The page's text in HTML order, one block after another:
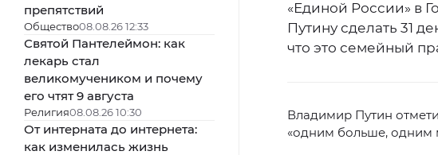
препятствий
Общество08.08.26 12:33
Святой Пантелеймон: как
лекарь стал
великомучеником и почему
его чтят 9 августа
Религия08.08.26 10:30
От интерната до интернета:
как изменилась жизнь
«Единой России» в
Путину сделать 31
что это семейный
Владимир Путин
«одним больше, одним